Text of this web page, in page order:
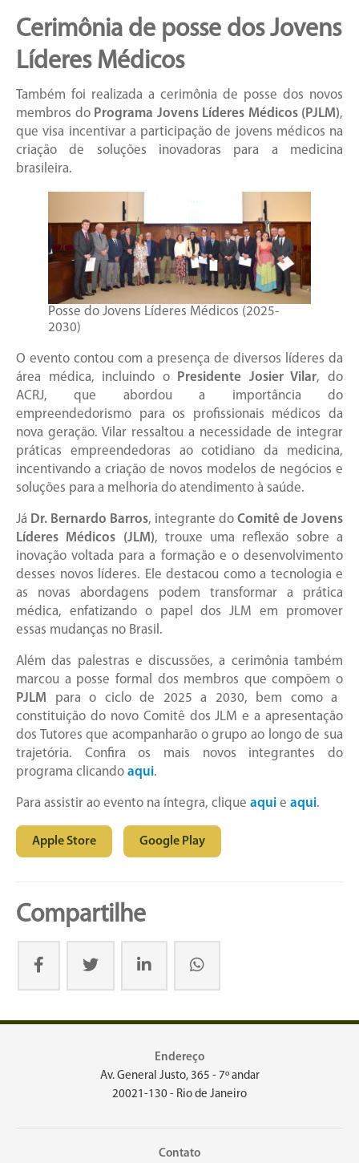
Cerimônia de posse dos Jovens
Líderes Médicos
Também foi realizada a cerimônia de posse dos novos
membros do Programa Jovens Líderes Médicos (PJLM),
que visa incentivar a participação de jovens médicos na
criação de soluções inovadoras para a medicina
brasileira.
Posse do Jovens Líderes Médicos (2025-
2030)
O evento contou com a presença de diversos líderes da
área médica, incluindo o
Presidente Josier Vilar, do
ACRJ, que abordou a importância do
empreendedorismo para os profissionais médicos da
nova geração. Vilar ressaltou a necessidade de integrar
práticas empreendedoras ao cotidiano da medicina,
incentivando a criação de novos modelos de negócios e
soluções para a melhoria do atendimento à saúde.
Já Dr. Bernardo Barros, integrante do Comitê de Jovens
Líderes Médicos (JLM), trouxe uma reflexão sobre a
inovação voltada para a formação e o desenvolvimento
desses novos líderes. Ele destacou como a tecnologia e
as novas abordagens podem transformar a prática
médica, enfatizando o papel dos JLM em promover
essas mudanças no Brasil.
Além das palestras e discussões, a cerimônia também
marcou a posse formal dos membros que compõem o
PJLM para o ciclo de 2025 a 2030, bem como a
constituição do novo Comitê dos JLM e a apresentação
dos Tutores que acompanharão o grupo ao longo de sua
trajetória. Confira os mais novos integrantes do
programa clicando aqui.
Para assistir ao evento na íntegra, clique aqui e aqui.
Apple Store Google Play
Compartilhe
Endereço
Av. General Justo, 365 - 7º andar
20021-130 - Rio de Janeiro
Contato